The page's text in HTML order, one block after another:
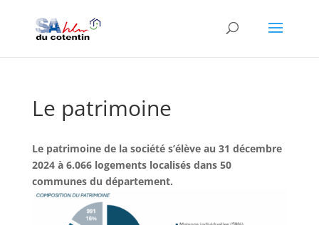
Le patrimoine
Le patrimoine de la société s’élève au 31 décembre
2024 à 6.066 logements localisés dans 50
communes du département.